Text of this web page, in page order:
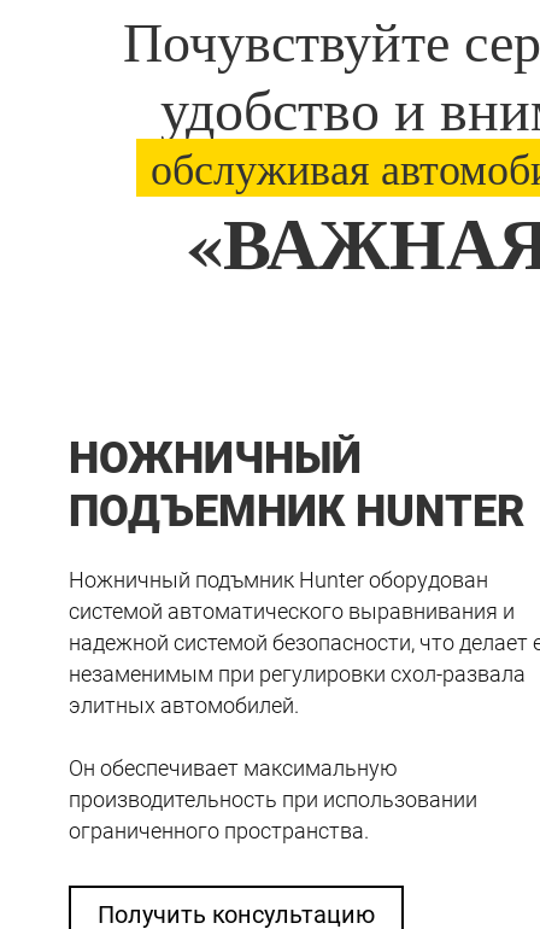
Почувствуйте
удобство и
обслуживая
НОЖНИЧНЫЙ
ПОДЪЕМНИК HUNTER
Ножничный подъмник Hunter оборудован
системой автоматического выравнивания и
надежной системой безопасности, что делает
незаменимым при регулировки схол-развала
элитных автомобилей.
Он обеспечивает максимальную
производительность при использовании
ограниченного пространства.
Получить консультацию